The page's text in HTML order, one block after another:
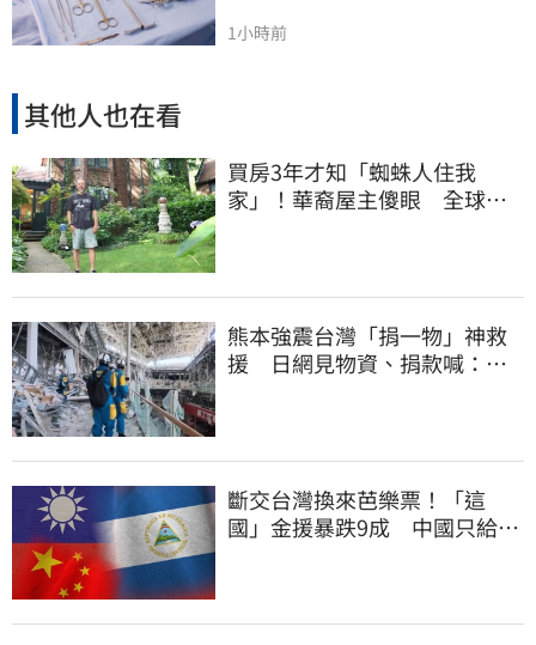
1小時前
其他人也在看
買房3年才知「蜘蛛人住我
家」！華裔屋主傻眼 全球童
熊本強震台灣「捐一物」神救
援 日網見物資、捐款喊：給
斷交台灣換來芭樂票！「這
國」金援暴跌9成 中國只給26